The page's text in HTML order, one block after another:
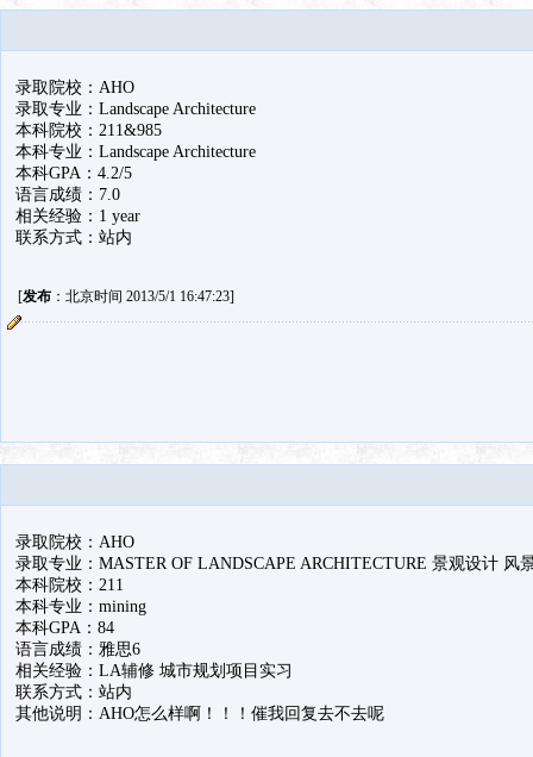
录取院校：AHO
录取专业：Landscape Architecture
本科院校：211&985
本科专业：Landscape Architecture
本科GPA：4.2/5
语言成绩：7.0
相关经验：1 year
联系方式：站内
[发布：北京时间 2013/5/1 16:47:23]
录取院校：AHO
录取专业：MASTER OF LANDSCAPE ARCHITECTURE 景观设计 风
本科院校：211
本科专业：mining
本科GPA：84
语言成绩：雅思6
相关经验：LA辅修 城市规划项目实习
联系方式：站内
其他说明：AHO怎么样啊！！！催我回复去不去呢